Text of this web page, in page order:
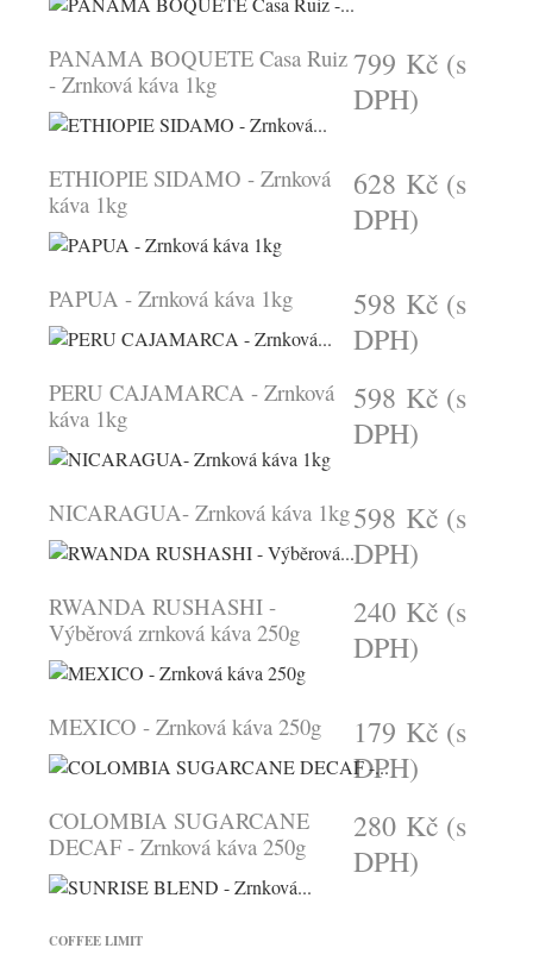
PANAMA BOQUETE Casa Ruiz
- Zrnková káva 1kg
799 Kč (s
DPH)
ETHIOPIE SIDAMO - Zrnková
káva 1kg
628 Kč (s
DPH)
PAPUA - Zrnková káva 1kg 598 Kč (s
DPH)
PERU CAJAMARCA - Zrnková
káva 1kg
598 Kč (s
DPH)
NICARAGUA- Zrnková káva 1kg598 Kč (s
DPH)
RWANDA RUSHASHI -
Výběrová zrnková káva 250g
240 Kč (s
DPH)
MEXICO - Zrnková káva 250g 179 Kč (s
DPH)
COLOMBIA SUGARCANE
DECAF - Zrnková káva 250g
280 Kč (s
DPH)
COFFEE LIMIT